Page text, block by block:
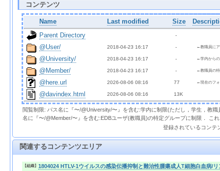
コンテンツ
Name Last modified Size
Parent Directory
  -
@User/ 2018-04-23 16:17
  -
←教職員に
@University/ 2018-04-23 16:17
  -
←学内から
@Member/ 2018-04-23 16:17
  -
←教職員の
@here.url 2026-08-06 08:16 77 ←現在のフ
@davindex.html 2026-08-06 08:16 13K
閲覧制限: パス名に『〜/@University/〜』を含む:学内に制限(ただし，学生，教
名に『〜/@Member/〜』を含む:EDBユーザ(教職員)の特定グループに制限． こ
登録されているコンテ
関連するコンテンツエリア
【組織】 1804024 HTLV-1ウイルスの感染伝播抑制と難治性腫瘍成人T細胞白血病/